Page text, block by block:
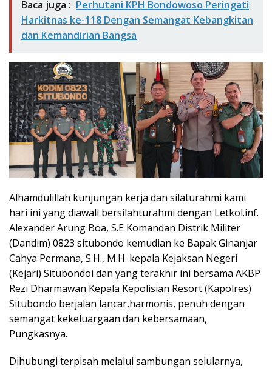
Baca juga : Perhutani KPH Bondowoso Peringati
Harkitnas ke-118 Dengan Semangat Kebangkitan
dan Kemandirian Bangsa
Alhamdulillah kunjungan kerja dan silaturahmi kami
hari ini yang diawali bersilahturahmi dengan Letkol.inf.
Alexander Arung Boa, S.E Komandan Distrik Militer
(Dandim) 0823 situbondo kemudian ke Bapak Ginanjar
Cahya Permana, S.H., M.H. kepala Kejaksan Negeri
(Kejari) Situbondoi dan yang terakhir ini bersama AKBP
Rezi Dharmawan Kepala Kepolisian Resort (Kapolres)
Situbondo berjalan lancar,harmonis, penuh dengan
semangat kekeluargaan dan kebersamaan,
Pungkasnya.
Dihubungi terpisah melalui sambungan selularnya,